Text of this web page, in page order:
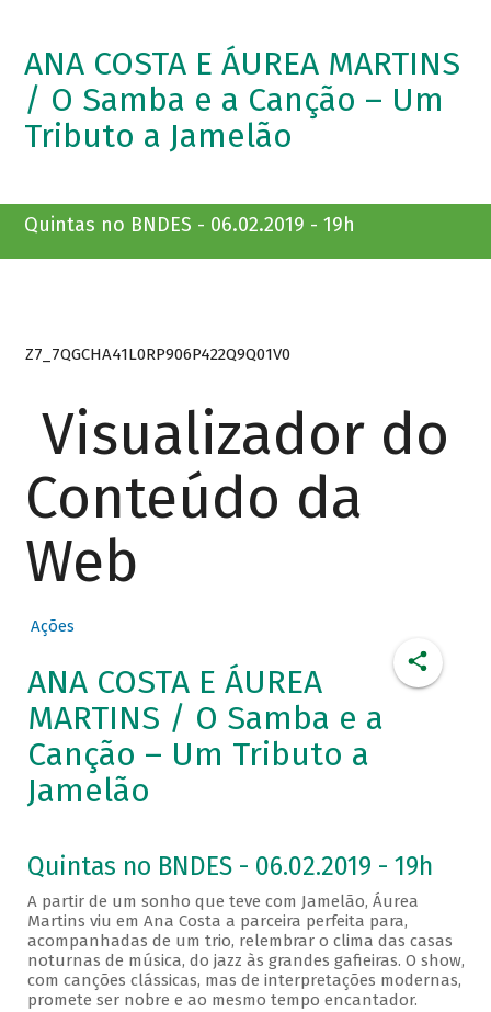
ANA COSTA E ÁUREA MARTINS
/ O Samba e a Canção – Um
Tributo a Jamelão
Quintas no BNDES - 06.02.2019 - 19h
Z7_7QGCHA41L0RP906P422Q9Q01V0
Visualizador do
Conteúdo da
Web
Ações
ANA COSTA E ÁUREA
MARTINS / O Samba e a
Canção – Um Tributo a
Jamelão
Quintas no BNDES - 06.02.2019 - 19h
A partir de um sonho que teve com Jamelão, Áurea
Martins viu em Ana Costa a parceira perfeita para,
acompanhadas de um trio, relembrar o clima das casas
noturnas de música, do jazz às grandes gafieiras. O show,
com canções clássicas, mas de interpretações modernas,
promete ser nobre e ao mesmo tempo encantador.